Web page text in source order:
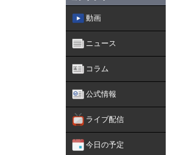
動画
ニュース
コラム
公式情報
ライブ配信
今日の予定